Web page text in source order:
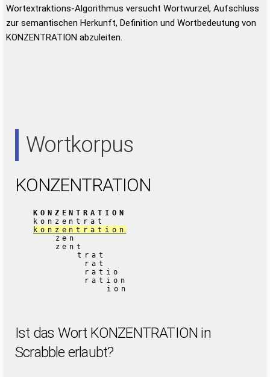
Wortextraktions-Algorithmus versucht Wortwurzel, Aufschluss
zur semantischen Herkunft, Definition und Wortbedeutung von
KONZENTRATION abzuleiten.
Wortkorpus
KONZENTRATION
KONZENTRATION
konzentrat
konzentration
zen
zent
trat
rat
ratio
ration
ion
Ist das Wort KONZENTRATION in
Scrabble erlaubt?